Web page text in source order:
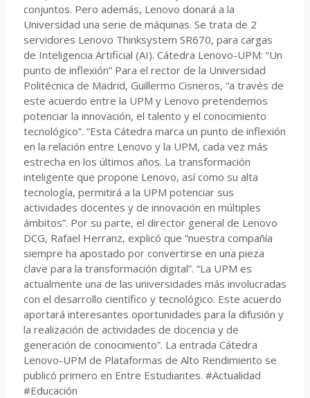
conjuntos. Pero además, Lenovo donará a la
Universidad una serie de máquinas. Se trata de 2
servidores Lenovo Thinksystem SR670, para cargas
de Inteligencia Artificial (AI). Cátedra Lenovo-UPM: “Un
punto de inflexión” Para el rector de la Universidad
Politécnica de Madrid, Guillermo Cisneros, “a través de
este acuerdo entre la UPM y Lenovo pretendemos
potenciar la innovación, el talento y el conocimiento
tecnológico”. “Esta Cátedra marca un punto de inflexión
en la relación entre Lenovo y la UPM, cada vez más
estrecha en los últimos años. La transformación
inteligente que propone Lenovo, así como su alta
tecnología, permitirá a la UPM potenciar sus
actividades docentes y de innovación en múltiples
ámbitos”. Por su parte, el director general de Lenovo
DCG, Rafael Herranz, explicó que “nuestra compañía
siempre ha apostado por convertirse en una pieza
clave para la transformación digital”. “La UPM es
actualmente una de las universidades más involucradas
con el desarrollo científico y tecnológico. Este acuerdo
aportará interesantes oportunidades para la difusión y
la realización de actividades de docencia y de
generación de conocimiento”. La entrada Cátedra
Lenovo-UPM de Plataformas de Alto Rendimiento se
publicó primero en Entre Estudiantes. #Actualidad
#Educación